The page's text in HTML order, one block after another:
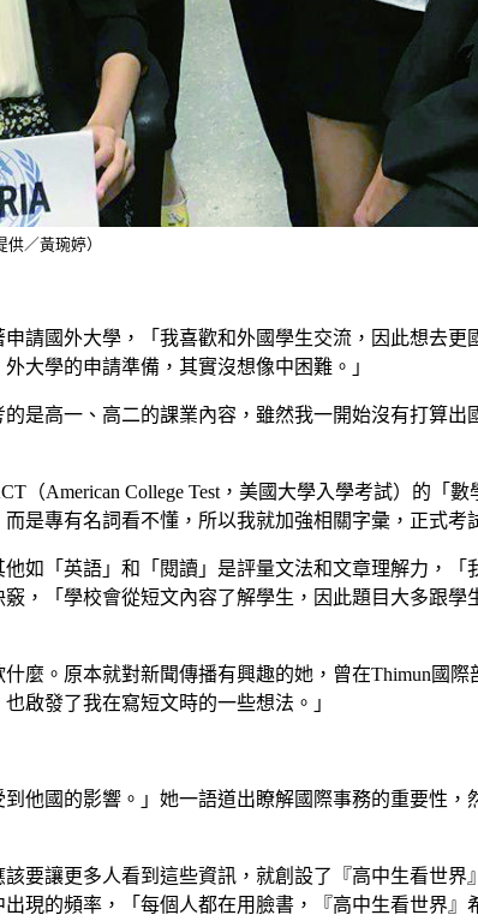
／黃琬婷）
請國外大學，「我喜歡和外國學生交流，因此想去
大學的申請準備，其實沒想像中困難。」
是高一、高二的課業內容，雖然我一開始沒有打算
（American College Test，美國大學入學考試）的「
是專有名詞看不懂，所以我就加強相關字彙，正式考
如「英語」和「閱讀」是評量文法和文章理解力，
，「學校會從短文內容了解學生，因此題目大多跟
麼。原本就對新聞傳播有興趣的她，曾在Thimun國
啟發了我在寫短文時的一些想法。」
他國的影響。」她一語道出瞭解國際事務的重要性
要讓更多人看到這些資訊，就創設了『高中生看世
現的頻率，「每個人都在用臉書，『高中生看世界